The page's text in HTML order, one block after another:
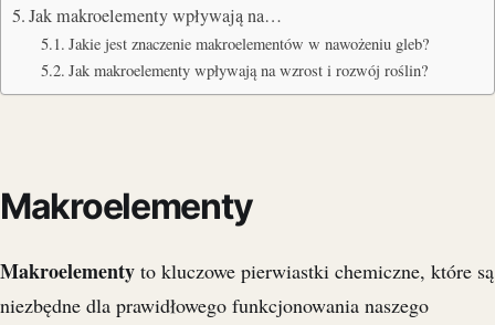
Jak makroelementy wpływają na…
Jakie jest znaczenie makroelementów w nawożeniu gleb?
Jak makroelementy wpływają na wzrost i rozwój roślin?
Makroelementy
Makroelementy to kluczowe pierwiastki chemiczne, które są
niezbędne dla prawidłowego funkcjonowania naszego